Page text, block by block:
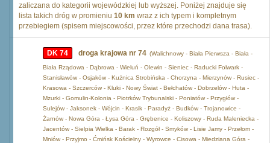
zaliczana do kategorii wojewódzkiej lub wyższej. Poniżej znajduje się
lista takich dróg w promieniu 10 km wraz z ich typem i kompletnym
przebiegiem (spisem miejscowości, przez które przechodzi dana trasa).
DK 74 droga krajowa nr 74 (Walichnowy - Biała Pierwsza - Biała -
Biała Rządowa - Dąbrowa - Wieluń - Olewin - Sieniec - Raducki Folwark -
Stanisławów - Osjaków - Kuźnica Strobińska - Chorzyna - Mierzynów - Rusiec -
Krasowa - Szczerców - Kluki - Nowy Świat - Bełchatów - Dobrzelów - Huta -
Mzurki - Gomulin-Kolonia - Piotrków Trybunalski - Poniatów - Przygłów -
Sulejów - Jaksonek - Wójcin - Krasik - Paradyż - Budków - Trojanowice -
Żarnów - Nowa Góra - Łysa Góra - Grębenice - Koliszowy - Ruda Maleniecka -
Jacentów - Sielpia Wielka - Barak - Rozgół - Smyków - Lisie Jamy - Przełom -
Mniów - Przyjmo - Ćmińsk Kościelny - Wyrowce - Cisowa - Miedziana Góra -